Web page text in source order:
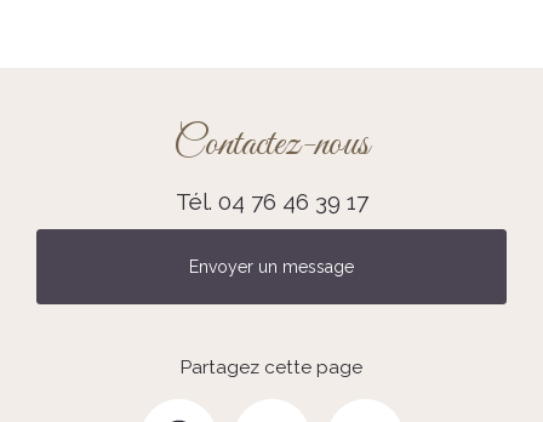
Contactez-nous
Tél. 04 76 46 39 17
Envoyer un message
Partagez cette page